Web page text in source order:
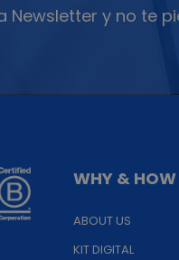
Newsletter y no te
WHY & HOW
ABOUT US
KIT DIGITAL